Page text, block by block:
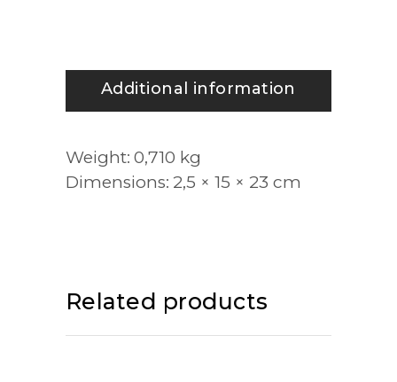
Additional information
Weight 0,710 kg
Dimensions 2,5 × 15 × 23 cm
Related products